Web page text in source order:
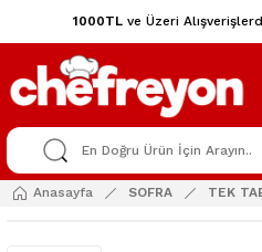
1000TLve Üzeri
Anasayfa SOFRA TEK